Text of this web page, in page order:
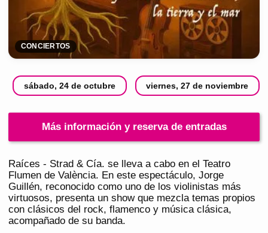
CONCIERTOS
sábado, 24 de octubre viernes, 27 de noviembre
Más información y reserva de entradas
Raíces - Strad & Cía. se lleva a cabo en el Teatro
Flumen de València. En este espectáculo, Jorge
Guillén, reconocido como uno de los violinistas más
virtuosos, presenta un show que mezcla temas propios
con clásicos del rock, flamenco y música clásica,
acompañado de su banda.